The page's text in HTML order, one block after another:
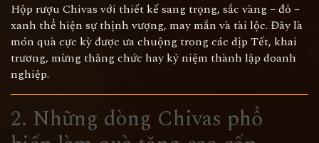
Hộp rượu Chivas với thiết kế sang trọng, sắc vàng – đỏ –
xanh thể hiện sự thịnh vượng, may mắn và tài lộc. Đây là
món quà cực kỳ được ưa chuộng trong các dịp Tết, khai
trương, mừng thăng chức hay kỷ niệm thành lập doanh
nghiệp.
2. Những dòng Chivas phổ